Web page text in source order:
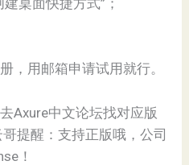
桌面快捷方式”；
，用邮箱申请试用就行。
Axure中文论坛找对应版
提醒：支持正版哦，公司
！